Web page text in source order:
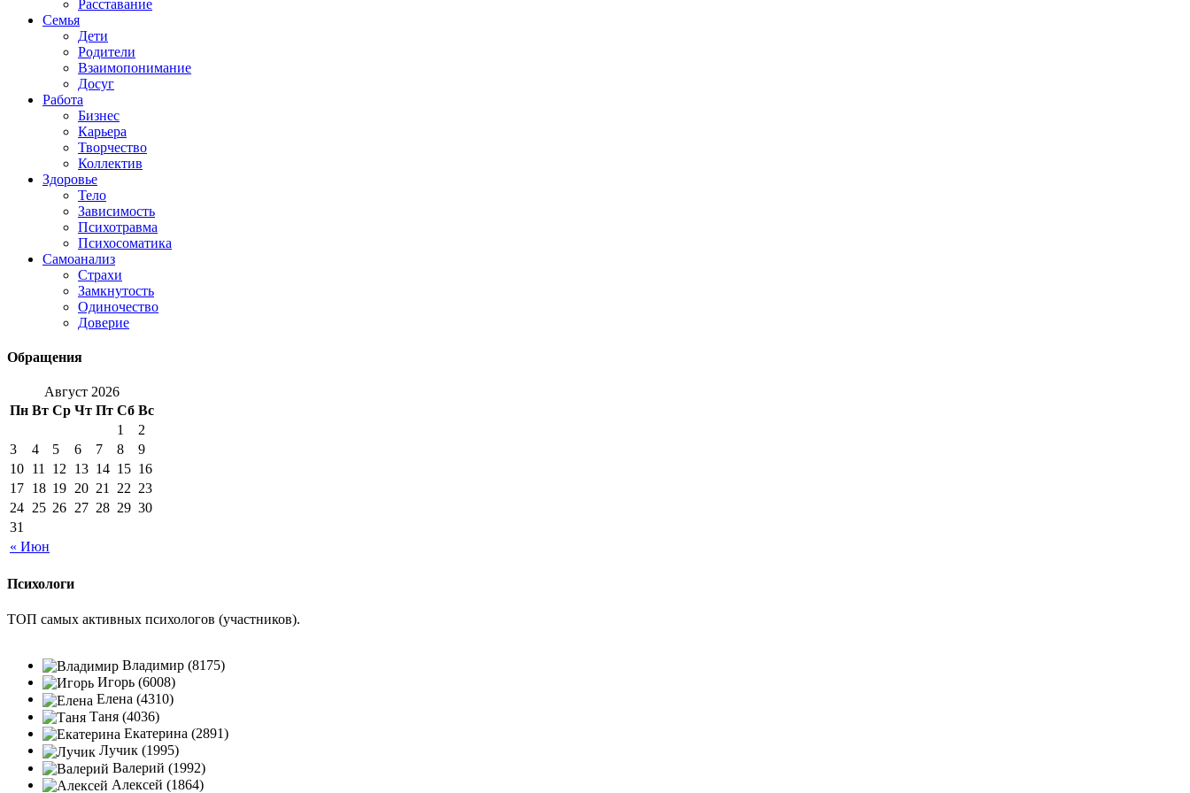
Расставание
Семья
Дети
Родители
Взаимопонимание
Досуг
Работа
Бизнес
Карьера
Творчество
Коллектив
Здоровье
Тело
Зависимость
Психотравма
Психосоматика
Самоанализ
Страхи
Замкнутость
Одиночество
Доверие
Обращения
Август 2026
Пн Вт Ср Чт Пт Сб Вс
« Июн
1
2
3
4 5 6 7 8
9
10 11 12 13 14 15 16
17 18 19 20 21 22 23
24 25 26 27 28 29 30
31
Психологи
ТОП самых активных психологов (участников).
Владимир (8175)
Игорь (6008)
Елена (4310)
Таня (4036)
Екатерина (2891)
Лучик (1995)
Валерий (1992)
Алексей (1864)